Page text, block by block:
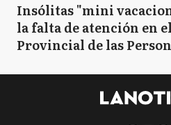
Insólitas "mini
la falta de atención en
Provincial de las